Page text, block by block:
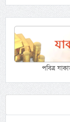
পবিত্র